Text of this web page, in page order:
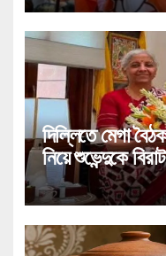
দিল্লিতে মেগা
নিয়ে শুভেন্দুকে
সীতারামণের!